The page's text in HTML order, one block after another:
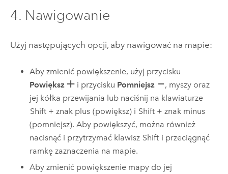
4. Nawigowanie
Użyj następujących opcji, aby nawigować na mapie:
Aby zmienić powiększenie, użyj przycisku
Powiększ
i przycisku Pomniejsz
, myszy oraz
jej kółka przewijania lub naciśnij na klawiaturze
Shift + znak plus (powiększ) i Shift + znak minus
(pomniejsz). Aby powiększyć, można również
nacisnąć i przytrzymać klawisz Shift i przeciągnąć
ramkę zaznaczenia na mapie.
Aby zmienić powiększenie mapy do jej